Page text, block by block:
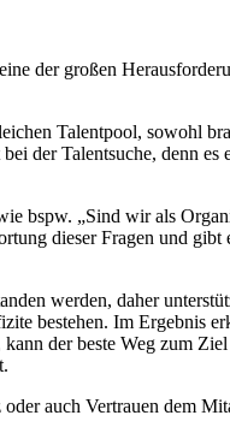
der großen
Talentpool, sowohl
der Talentsuche, denn
bspw. „Sind wir als
dieser Fragen und
werden, daher
bestehen. Im Ergebnis
der beste Weg zum
auch Vertrauen dem